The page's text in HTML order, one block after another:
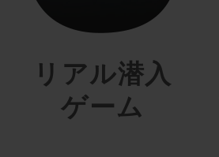
リアル潜入
ゲーム